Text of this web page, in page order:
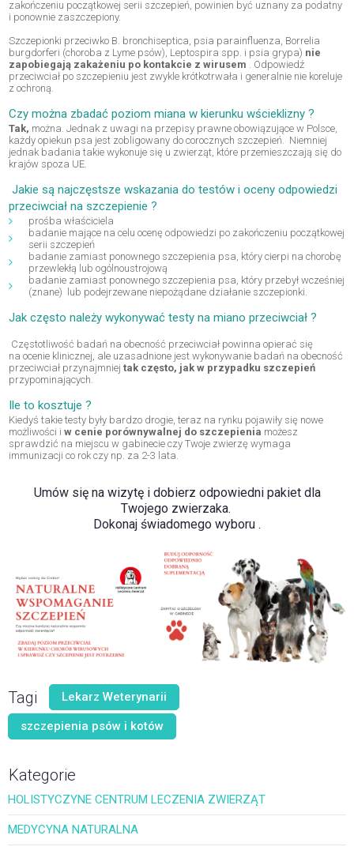
zakończeniu początkowej serii szczepień, powinien być uznany za podatny
i ponownie zaszczepiony.
Szczepionki przeciwko B. bronchiseptica, psia parainfluenza, Borrelia
burgdorferi (choroba z Lyme psów), Leptospira spp. i psia grypa) nie
zapobiegają zakażeniu po kontakcie z wirusem . Odpowiedź
przeciwciał po szczepieniu jest zwykle krótkotrwała i generalnie nie koreluje
z ochroną.
Czy można zbadać poziom miana w kierunku wścieklizny ?
Tak, można. Jednak z uwagi na przepisy prawne obowiązujące w Polsce,
każdy opiekun psa jest zobligowany do corocznych szczepień. Niemniej
jednak badania takie wykonuje się u zwierząt, które przemieszczają się do
krajów spoza UE.
Jakie są najczęstsze wskazania do testów i oceny odpowiedzi
przeciwciał na szczepienie ?
prośba właściciela
badanie mające na celu ocenę odpowiedzi po zakończeniu początkowej
serii szczepień
badanie zamiast ponownego szczepienia psa, który cierpi na chorobę
przewlekłą lub ogólnoustrojową
badanie zamiast ponownego szczepienia psa, który przebył wcześniej
(znane) lub podejrzewane niepożądane działanie szczepionki.
Jak często należy wykonywać testy na miano przeciwciał ?
Częstotliwość badań na obecność przeciwciał powinna opierać się
na ocenie klinicznej, ale uzasadnione jest wykonywanie badań na obecność
przeciwciał przynajmniej tak często, jak w przypadku szczepień
przypominających.
Ile to kosztuje ?
Kiedyś takie testy były bardzo drogie, teraz na rynku pojawiły się nowe
możliwości i w cenie porównywalnej do szczepienia możesz
sprawdzić na miejscu w gabinecie czy Twoje zwierzę wymaga
immunizacji co rok czy np. za 2-3 lata.
Umów się na wizytę i dobierz odpowiedni pakiet dla
Twojego zwierzaka.
Dokonaj świadomego wyboru .
Tagi Lekarz Weterynarii
szczepienia psów i kotów
Kategorie
HOLISTYCZYNE CENTRUM LECZENIA ZWIERZĄT
MEDYCYNA NATURALNA